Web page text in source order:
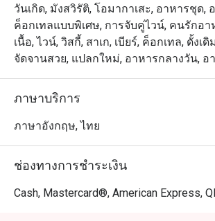
วันเกิด, มังสวิรัติ, โอมากาเสะ, อาหารชุด,
ค็อกเทลแบบพิเศษ, การจับคู่ไวน์, คนรักอา
เนื้อ, ไวน์, วิสกี้, สาเก, เบียร์, ค็อกเทล, ดั้งเ
จัดจานสวย, แปลกใหม่, อาหารกลางวัน, อ
ภาษาบริการ
ภาษาอังกฤษ, ไทย
ช่องทางการชำระเงิน
Cash, Mastercard®, American Express,